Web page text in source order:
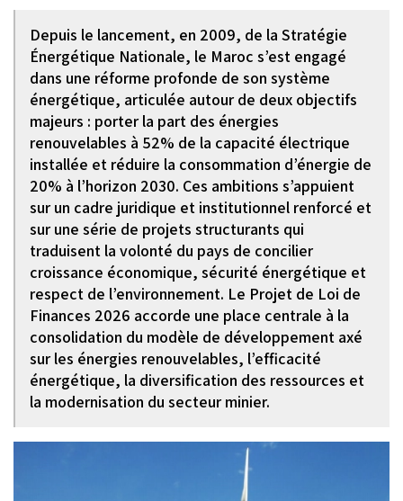
Depuis le lancement, en 2009, de la Stratégie
Énergétique Nationale, le Maroc s’est engagé
dans une réforme profonde de son système
énergétique, articulée autour de deux objectifs
majeurs : porter la part des énergies
renouvelables à 52% de la capacité électrique
installée et réduire la consommation d’énergie de
20% à l’horizon 2030. Ces ambitions s’appuient
sur un cadre juridique et institutionnel renforcé et
sur une série de projets structurants qui
traduisent la volonté du pays de concilier
croissance économique, sécurité énergétique et
respect de l’environnement. Le Projet de Loi de
Finances 2026 accorde une place centrale à la
consolidation du modèle de développement axé
sur les énergies renouvelables, l’efficacité
énergétique, la diversification des ressources et
la modernisation du secteur minier.